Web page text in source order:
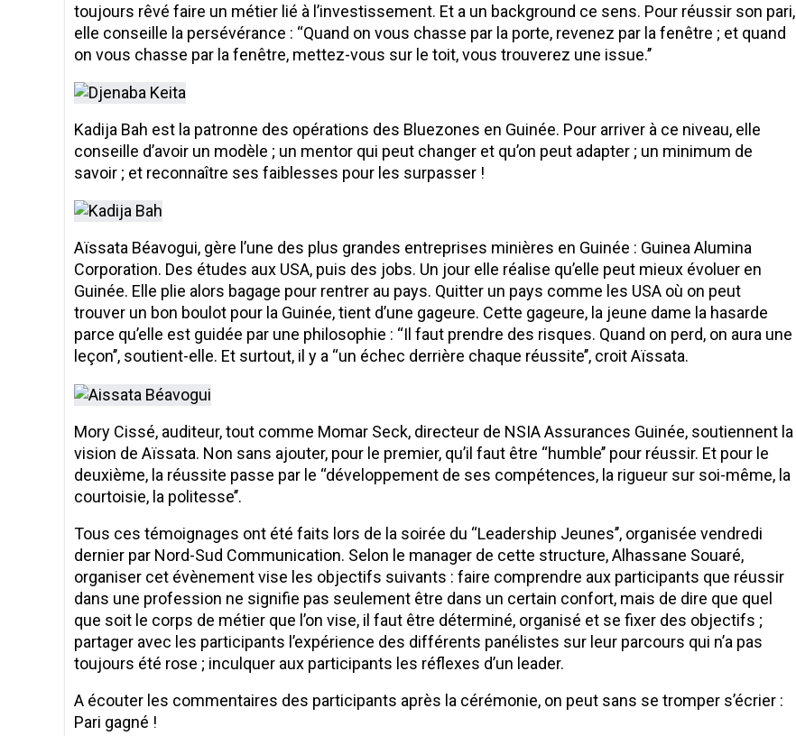
toujours rêvé faire un métier lié à l’investissement. Et a un background ce sens. Pour réussir son pari,
elle conseille la persévérance : ‘‘Quand on vous chasse par la porte, revenez par la fenêtre ; et quand
on vous chasse par la fenêtre, mettez-vous sur le toit, vous trouverez une issue.’’
Kadija Bah est la patronne des opérations des Bluezones en Guinée. Pour arriver à ce niveau, elle
conseille d’avoir un modèle ; un mentor qui peut changer et qu’on peut adapter ; un minimum de
savoir ; et reconnaître ses faiblesses pour les surpasser !
Aïssata Béavogui, gère l’une des plus grandes entreprises minières en Guinée : Guinea Alumina
Corporation. Des études aux USA, puis des jobs. Un jour elle réalise qu’elle peut mieux évoluer en
Guinée. Elle plie alors bagage pour rentrer au pays. Quitter un pays comme les USA où on peut
trouver un bon boulot pour la Guinée, tient d’une gageure. Cette gageure, la jeune dame la hasarde
parce qu’elle est guidée par une philosophie : ‘‘Il faut prendre des risques. Quand on perd, on aura une
leçon’’, soutient-elle. Et surtout, il y a ‘‘un échec derrière chaque réussite’’, croit Aïssata.
Mory Cissé, auditeur, tout comme Momar Seck, directeur de NSIA Assurances Guinée, soutiennent la
vision de Aïssata. Non sans ajouter, pour le premier, qu’il faut être ‘‘humble’’ pour réussir. Et pour le
deuxième, la réussite passe par le ‘‘développement de ses compétences, la rigueur sur soi-même, la
courtoisie, la politesse’’.
Tous ces témoignages ont été faits lors de la soirée du ‘‘Leadership Jeunes’’, organisée vendredi
dernier par Nord-Sud Communication. Selon le manager de cette structure, Alhassane Souaré,
organiser cet évènement vise les objectifs suivants : faire comprendre aux participants que réussir
dans une profession ne signifie pas seulement être dans un certain confort, mais de dire que quel
que soit le corps de métier que l’on vise, il faut être déterminé, organisé et se fixer des objectifs ;
partager avec les participants l’expérience des différents panélistes sur leur parcours qui n’a pas
toujours été rose ; inculquer aux participants les réflexes d’un leader.
A écouter les commentaires des participants après la cérémonie, on peut sans se tromper s’écrier :
Pari gagné !